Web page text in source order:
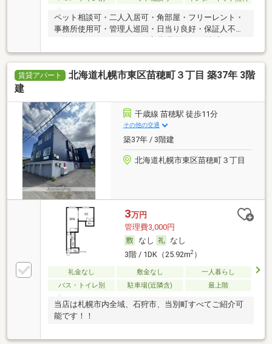
ペット相談可・二人入居可・角部屋・フリーレント・
事務所使用可・管理人巡回・日当り良好・保証人不要
賃貸アパート
北海道札幌市東区苗穂町３丁目 築37年 3階
建
千歳線 苗穂駅 徒歩11分
その他の交通
築37年 / 3階建
北海道札幌市東区苗穂町３丁目
3万円
管理費3,000円
なし
なし
3階 / 1DK（25.92m2）
礼金なし 敷金なし
一人暮らし
バス・トイレ別
駐車場(近隣含) 最上階
当店は札幌市内全域、石狩市、当別町すべてご紹介可
能です！！